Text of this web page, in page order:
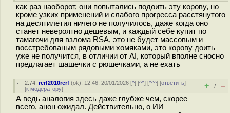
как раз наоборот, они попытались подоить эту корову, но
кроме узких применений и слабого прогресса расстянутого
на десятилетия ничего не получилось, даже когда оно
станет невероятно дешевым, и каждый себе купит по
тамагочи для взлома RSA, это не будет массовым и
восстребованым рядовыми хомяками, это корову доить
уже не получится, в отличии от AI, который вполне сносно
предлагает шашечки с рюшечками, а не ехать
2.74 ,rerf2010rerf (ok), 12:46, 20/01/2026 [^] [^^] [^^^] [ответить]
[к модератору] + / –
А ведь аналогия здесь даже глубже чем, скорее
всего, анон ожидал. Действительно, о ИИ